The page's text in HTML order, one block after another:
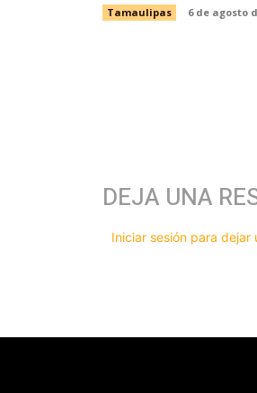
Tamaulipas 6 de agosto
DEJA UNA
Iniciar sesión para dejar